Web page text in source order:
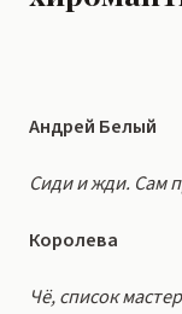
Андрей Белый
Сиди и жди. Сам
Королева
Чё, список